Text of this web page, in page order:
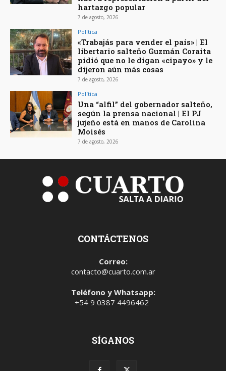
hartazgo popular
7 de agosto, 2026
Política
«Trabajás para vender el país» | El
libertario salteño Guzmán Coraita
pidió que no le digan «cipayo» y le
dijeron aún más cosas
7 de agosto, 2026
Política
Una “alfil” del gobernador salteño,
según la prensa nacional | El PJ
jujeño está en manos de Carolina
Moisés
7 de agosto, 2026
CONTÁCTENOS
Correo:
contacto@cuarto.com.ar
Teléfono y Whatsapp:
+54 9 0387 4496462
SÍGANOS